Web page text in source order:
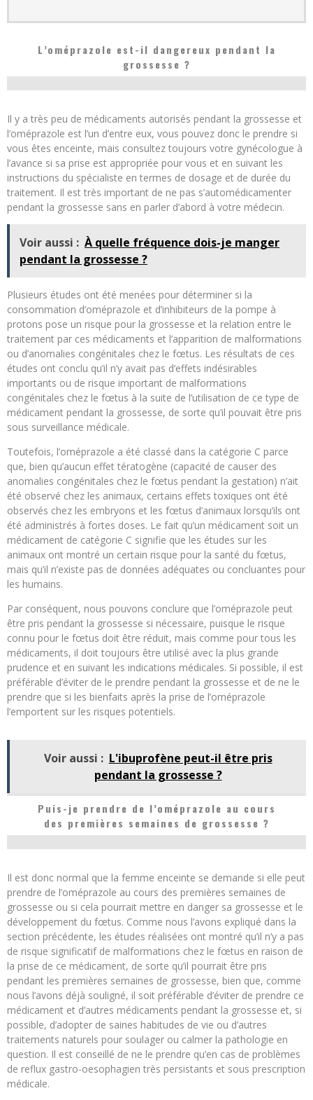
L’oméprazole est-il dangereux pendant la
grossesse ?
Il y a très peu de médicaments autorisés pendant la grossesse et
l’oméprazole est l’un d’entre eux, vous pouvez donc le prendre si
vous êtes enceinte, mais consultez toujours votre gynécologue à
l’avance si sa prise est appropriée pour vous et en suivant les
instructions du spécialiste en termes de dosage et de durée du
traitement. Il est très important de ne pas s’automédicamenter
pendant la grossesse sans en parler d’abord à votre médecin.
Voir aussi : À quelle fréquence dois-je manger
pendant la grossesse ?
Plusieurs études ont été menées pour déterminer si la
consommation d’oméprazole et d’inhibiteurs de la pompe à
protons pose un risque pour la grossesse et la relation entre le
traitement par ces médicaments et l’apparition de malformations
ou d’anomalies congénitales chez le fœtus. Les résultats de ces
études ont conclu qu’il n’y avait pas d’effets indésirables
importants ou de risque important de malformations
congénitales chez le fœtus à la suite de l’utilisation de ce type de
médicament pendant la grossesse, de sorte qu’il pouvait être pris
sous surveillance médicale.
Toutefois, l’oméprazole a été classé dans la catégorie C parce
que, bien qu’aucun effet tératogène (capacité de causer des
anomalies congénitales chez le fœtus pendant la gestation) n’ait
été observé chez les animaux, certains effets toxiques ont été
observés chez les embryons et les fœtus d’animaux lorsqu’ils ont
été administrés à fortes doses. Le fait qu’un médicament soit un
médicament de catégorie C signifie que les études sur les
animaux ont montré un certain risque pour la santé du fœtus,
mais qu’il n’existe pas de données adéquates ou concluantes pour
les humains.
Par conséquent, nous pouvons conclure que l’oméprazole peut
être pris pendant la grossesse si nécessaire, puisque le risque
connu pour le fœtus doit être réduit, mais comme pour tous les
médicaments, il doit toujours être utilisé avec la plus grande
prudence et en suivant les indications médicales. Si possible, il est
préférable d’éviter de le prendre pendant la grossesse et de ne le
prendre que si les bienfaits après la prise de l’oméprazole
l’emportent sur les risques potentiels.
Voir aussi : L'ibuprofène peut-il être pris
pendant la grossesse ?
Puis-je prendre de l’oméprazole au cours
des premières semaines de grossesse ?
Il est donc normal que la femme enceinte se demande si elle peut
prendre de l’oméprazole au cours des premières semaines de
grossesse ou si cela pourrait mettre en danger sa grossesse et le
développement du fœtus. Comme nous l’avons expliqué dans la
section précédente, les études réalisées ont montré qu’il n’y a pas
de risque significatif de malformations chez le fœtus en raison de
la prise de ce médicament, de sorte qu’il pourrait être pris
pendant les premières semaines de grossesse, bien que, comme
nous l’avons déjà souligné, il soit préférable d’éviter de prendre ce
médicament et d’autres médicaments pendant la grossesse et, si
possible, d’adopter de saines habitudes de vie ou d’autres
traitements naturels pour soulager ou calmer la pathologie en
question. Il est conseillé de ne le prendre qu’en cas de problèmes
de reflux gastro-oesophagien très persistants et sous prescription
médicale.